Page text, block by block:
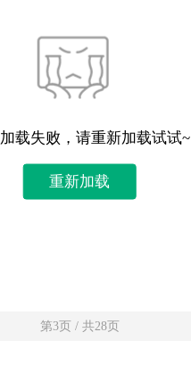
载失败，请重新加载试试~
重新加载
第3页 / 共28页